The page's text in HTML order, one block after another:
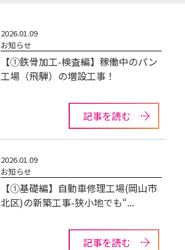
2026.01.09
お知らせ
【①鉄骨加工-検査編】稼働中のパン
工場（飛騨）の増設工事！
記事を読む
2026.01.09
お知らせ
【①基礎編】自動車修理工場(岡山市
北区)の新築工事-狭小地でも“...
記事を読む